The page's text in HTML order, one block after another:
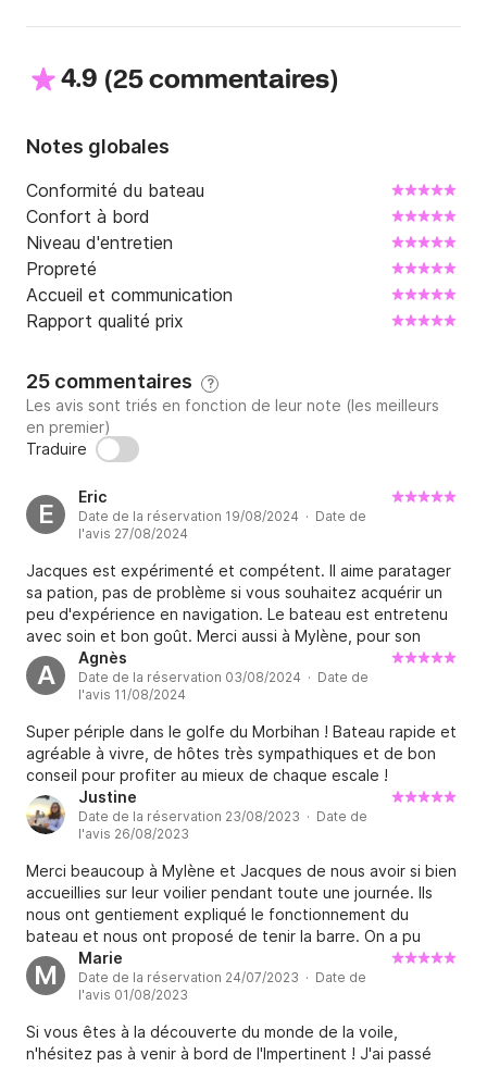
4.9 (25 commentaires)
Notes globales
Conformité du bateau
Confort à bord
Niveau d'entretien
Propreté
Accueil et communication
Rapport qualité prix
25 commentaires ?
Les avis sont triés en fonction de leur note (les meilleurs
en premier)
Traduire
E
Eric
Date de la réservation 19/08/2024 · Date de
l'avis 27/08/2024
Jacques est expérimenté et compétent. Il aime paratager
sa pation, pas de problème si vous souhaitez acquérir un
peu d'expérience en navigation. Le bateau est entretenu
avec soin et bon goût. Merci aussi à Mylène, pour son
acceuil au top. Pascale et moi-même, recomendons sans
reserves. Merci.
A
Agnès
Date de la réservation 03/08/2024 · Date de
l'avis 11/08/2024
Super périple dans le golfe du Morbihan ! Bateau rapide et
agréable à vivre, de hôtes très sympathiques et de bon
conseil pour profiter au mieux de chaque escale !
Justine
Date de la réservation 23/08/2023 · Date de
l'avis 26/08/2023
Merci beaucoup à Mylène et Jacques de nous avoir si bien
accueillies sur leur voilier pendant toute une journée. Ils
nous ont gentiement expliqué le fonctionnement du
bateau et nous ont proposé de tenir la barre. On a pu
ensuite mouiller dans une crique que l’île d’Houat pour le
déjeuner, et en profiter pour y faire une baignade. Nous
avons bien rigolé ensemble. Ca a été une des plus belle
journée et rencontre de nos vacances. Merci encore !
M
Marie
Date de la réservation 24/07/2023 · Date de
l'avis 01/08/2023
Si vous êtes à la découverte du monde de la voile,
n'hésitez pas à venir à bord de l'Impertinent ! J'ai passé